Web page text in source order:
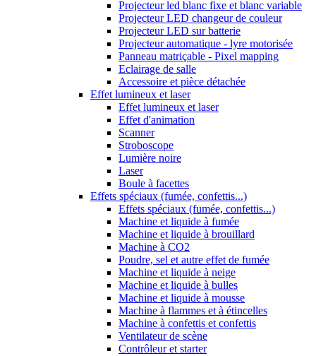
Projecteur led blanc fixe et blanc variable
Projecteur LED changeur de couleur
Projecteur LED sur batterie
Projecteur automatique - lyre motorisée
Panneau matriçable - Pixel mapping
Eclairage de salle
Accessoire et pièce détachée
Effet lumineux et laser
Effet lumineux et laser
Effet d'animation
Scanner
Stroboscope
Lumière noire
Laser
Boule à facettes
Effets spéciaux (fumée, confettis...)
Effets spéciaux (fumée, confettis...)
Machine et liquide à fumée
Machine et liquide à brouillard
Machine à CO2
Poudre, sel et autre effet de fumée
Machine et liquide à neige
Machine et liquide à bulles
Machine et liquide à mousse
Machine à flammes et à étincelles
Machine à confettis et confettis
Ventilateur de scène
Contrôleur et starter